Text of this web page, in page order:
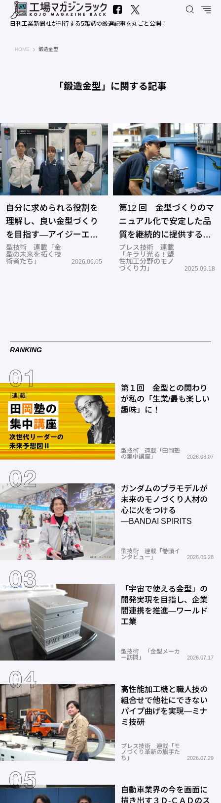
日刊工業新聞社が刊行する5雑誌の厳選記事を丸ごと公開！
HOME 工場マガジンラック｜日刊工業新聞社
鍛造金型
「鍛造金型」に関する記事
自分に求められる役割を
理解し、良い金型づくり
を目指す―アイジーエヴ
ァース
型技術 連載「金
型の未来を拓く技
術者たち」
2026.06.05
第12 回 金型づくりのマ
ニュアル化で安定した品
質を継続的に提供する＜
ナゴヤダイス＞
プレス技術 連載
「キラリ光る！塑
性加工分野のモノ
づくり力」
2025.09.18
RANKING
第１回 金型との関わり
が私の「生業/最も楽しい
趣味」に！
型技術 連載「田岡塾
の集中講座」
2026.08.07
ガンダムのプラモデルが
未来のモノづくり人材の
心に火をつける
―BANDAI SPIRITS
型技術 連載「巻頭イ
ンタビュー」
2026.05.28
「宇宙で使える金型」の
開発実現を目指し、企業
間連携を推進―ワールド
工業
型技術 「金型メーカ
ー訪問」
2026.07.17
高性能加工機と職人技の
組合せで他社にできない
パイプ曲げを実現―ミナ
ミ技研
プレス技術 連載「モ
ノづくり革新の旗手た
ち」
2026.07.29
自動車業界の今を画面に
描き出す３Ｄ-ＣＡＤのス